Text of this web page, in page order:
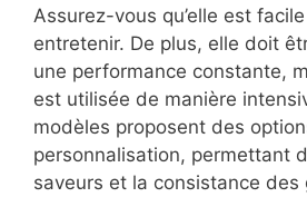
Assurez-vous qu’elle est
entretenir. De plus, elle doit
une performance constante,
est utilisée de manière
modèles proposent des
personnalisation, permettant
saveurs et la consistance des